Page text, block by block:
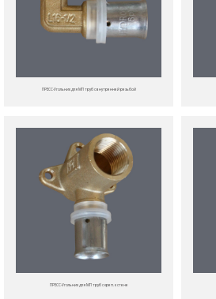
ПРЕСС-Угольник для МП труб с внутренней резьбой
ПРЕСС-Угольник для МП труб с креп. к стене